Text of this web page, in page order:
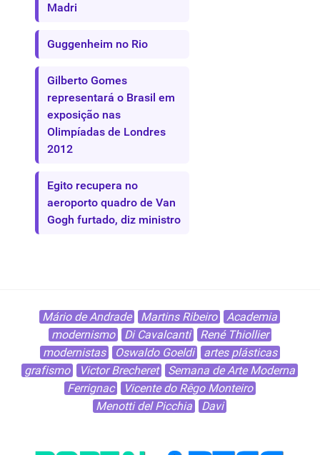
Madri
Guggenheim no Rio
Gilberto Gomes
representará o Brasil em
exposição nas
Olimpíadas de Londres
2012
Egito recupera no
aeroporto quadro de Van
Gogh furtado, diz ministro
Mário de Andrade Martins Ribeiro
Academia
modernismo
Di Cavalcanti
René Thiollier
modernistas
Oswaldo Goeldi
artes plásticas
grafismo
Victor Brecheret
Semana de Arte Moderna
Ferrignac
Vicente do Rêgo Monteiro
Menotti del Picchia
Davi